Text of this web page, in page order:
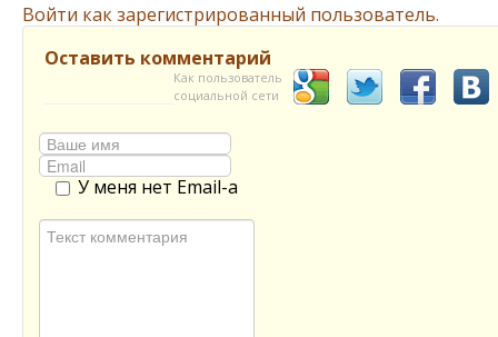
Войти как зарегистрированный пользователь.
Оставить комментарий
Как пользователь
социальной сети
У меня нет Email-а